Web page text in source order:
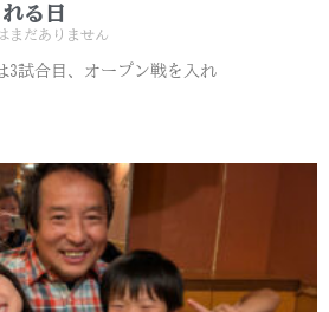
る日
まだありません
試合目、オープン戦を入れ